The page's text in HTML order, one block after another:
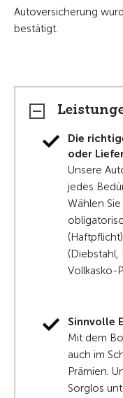
Autoversicherung
bestätigt.
Die
oder
Unsere
jedes
Wählen
(Diebstahl,
Vollkasko-
Sinnvolle
Mit dem
auch im
Prämien.
Sorglos